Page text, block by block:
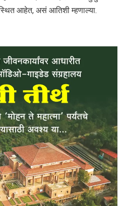
आहेत, असं आतिशी म्हणाल्या.